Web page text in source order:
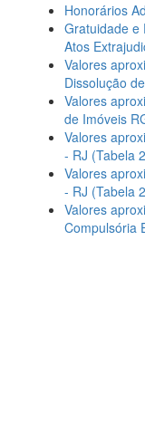
Honorários
Gratuidade e
Atos
Valores
Dissolução
Valores
de Imóveis
Valores
- RJ (Tabela
Valores
- RJ (Tabela
Valores
Compulsória